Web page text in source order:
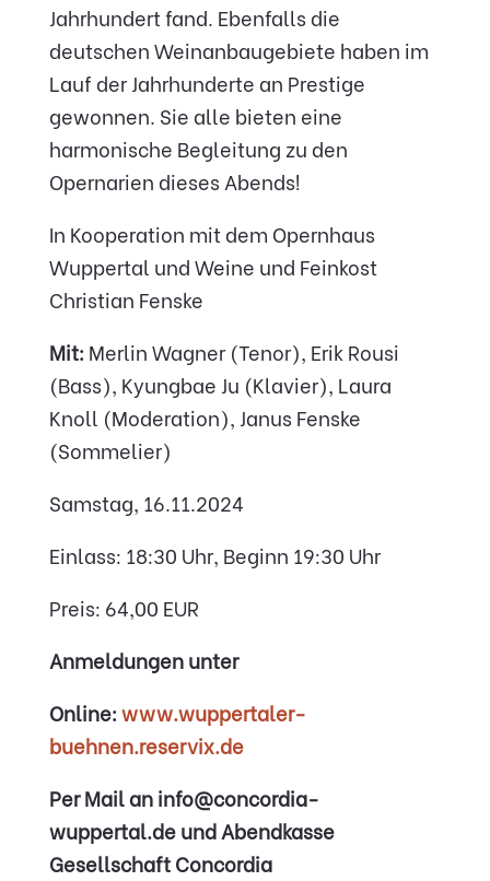
Jahrhundert fand. Ebenfalls die
deutschen Weinanbaugebiete haben im
Lauf der Jahrhunderte an Prestige
gewonnen. Sie alle bieten eine
harmonische Begleitung zu den
Opernarien dieses Abends!
In Kooperation mit dem Opernhaus
Wuppertal und Weine und Feinkost
Christian Fenske
Mit: Merlin Wagner (Tenor), Erik Rousi
(Bass), Kyungbae Ju (Klavier), Laura
Knoll (Moderation), Janus Fenske
(Sommelier)
Samstag, 16.11.2024
Einlass: 18:30 Uhr, Beginn 19:30 Uhr
Preis: 64,00 EUR
Anmeldungen unter
Online:www.wuppertaler-
buehnen.reservix.de
Per Mail an info@concordia-
wuppertal.de undAbendkasse
Gesellschaft Concordia